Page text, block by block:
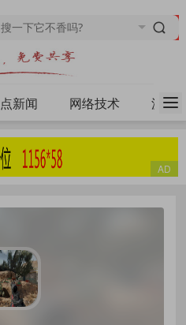
新闻 网络技术 源码